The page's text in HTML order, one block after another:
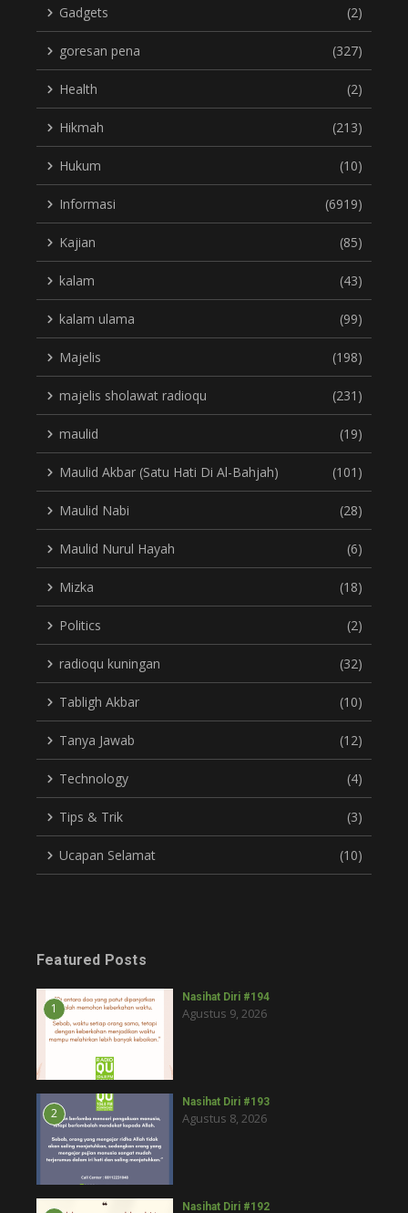
Gadgets (2)
goresan pena (327)
Health (2)
Hikmah (213)
Hukum (10)
Informasi (6919)
Kajian (85)
kalam (43)
kalam ulama (99)
Majelis (198)
majelis sholawat radioqu (231)
maulid (19)
Maulid Akbar (Satu Hati Di Al-Bahjah) (101)
Maulid Nabi (28)
Maulid Nurul Hayah (6)
Mizka (18)
Politics (2)
radioqu kuningan (32)
Tabligh Akbar (10)
Tanya Jawab (12)
Technology (4)
Tips & Trik (3)
Ucapan Selamat (10)
Featured Posts
1
Nasihat Diri #194
Agustus 9, 2026
2
Nasihat Diri #193
Agustus 8, 2026
Nasihat Diri #192